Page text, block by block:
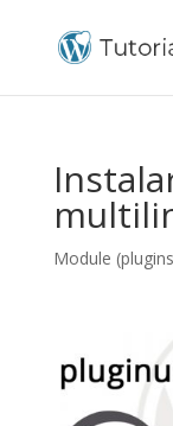
Module